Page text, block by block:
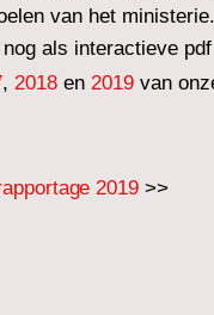
van het
als interactieve
, 2018 en 2019 van
2019>>